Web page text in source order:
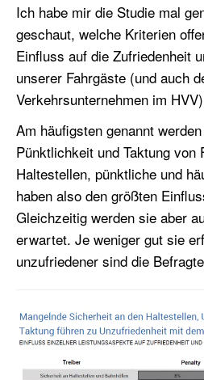
Ich habe mir die Studie mal
geschaut, welche Kriterien
Einfluss auf die Zufriedenheit
unserer Fahrgäste (und auch
Verkehrsunternehmen im
Am häufigsten genannt
Pünktlichkeit und Taktung von
Haltestellen, pünktliche und
haben also den größten
Gleichzeitig werden sie aber
erwartet. Je weniger gut sie
unzufriedener sind die